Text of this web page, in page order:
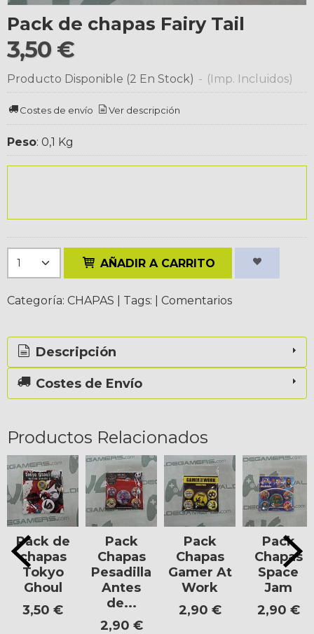
Pack de chapas Fairy Tail
3,50 €
Producto Disponible (2 En Stock) - (Imp. Incluidos)
Costes de envío Ver descripción
Peso: 0,1 Kg
AÑADIR A CARRITO
Categoría: CHAPAS Tags: Comentarios
Descripción
Costes de Envío
Productos Relacionados
Pack de
chapas
Tokyo
Ghoul
3,50 €
Pack
Chapas
Pesadilla
Antes
de...
2,90 €
Pack
Chapas
Gamer At
Work
2,90 €
Pack
Chapas
Space
Jam
2,90 €